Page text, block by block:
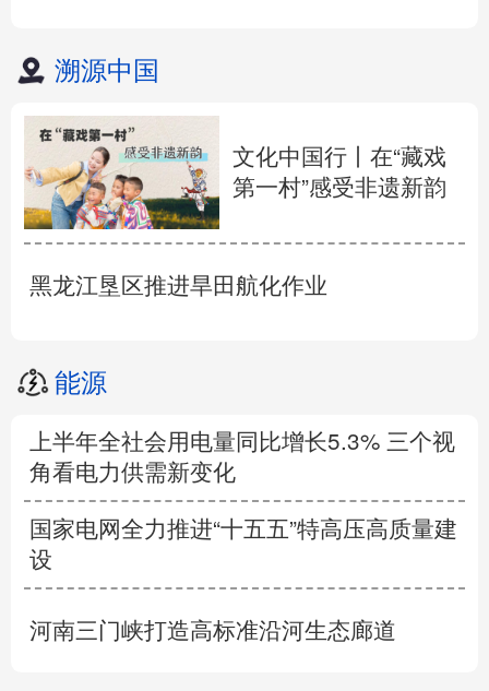
溯源中国
文化中国行丨在“藏戏
第一村”感受非遗新韵
黑龙江垦区推进旱田航化作业
能源
上半年全社会用电量同比增长5.3% 三个视
角看电力供需新变化
国家电网全力推进“十五五”特高压高质量建
设
河南三门峡打造高标准沿河生态廊道